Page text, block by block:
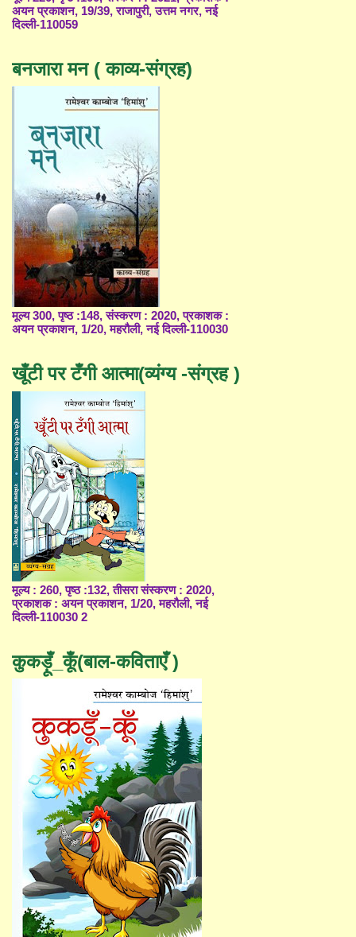
अयन प्रकाशन, 19/39, राजापुरी, उत्तम नगर, नई
दिल्ली-110059
बनजारा मन ( काव्य-संग्रह)
मूल्य 300, पृष्ठ :148, संस्करण : 2020, प्रकाशक :
अयन प्रकाशन, 1/20, महरौली, नई दिल्ली-110030
खूँटी पर टँगी आत्मा(व्यंग्य -संग्रह )
मूल्य : 260, पृष्ठ :132, तीसरा संस्करण : 2020,
प्रकाशक : अयन प्रकाशन, 1/20, महरौली, नई
दिल्ली-110030 2
कुकड़ूँ_कूँ(बाल-कविताएँ )